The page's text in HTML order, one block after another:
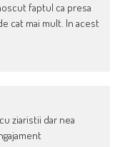
faptul ca presa
cat mai mult. In acest
ziaristii dar nea